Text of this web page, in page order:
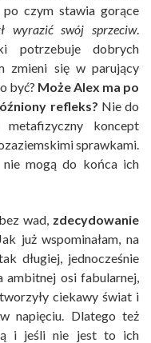
czym stawia gorące
wyrazić swój sprzeciw.
potrzebuje dobrych
zmieni się w parujący
być? Może Alex ma po
refleks? Nie do
koncept
sprawkami.
nie mogą do końca ich
wad, zdecydowanie
już wspominałam, na
długiej, jednocześnie
ambitnej osi fabularnej,
ciekawy świat i
napięciu. Dlatego też
i jeśli nie jest to ich